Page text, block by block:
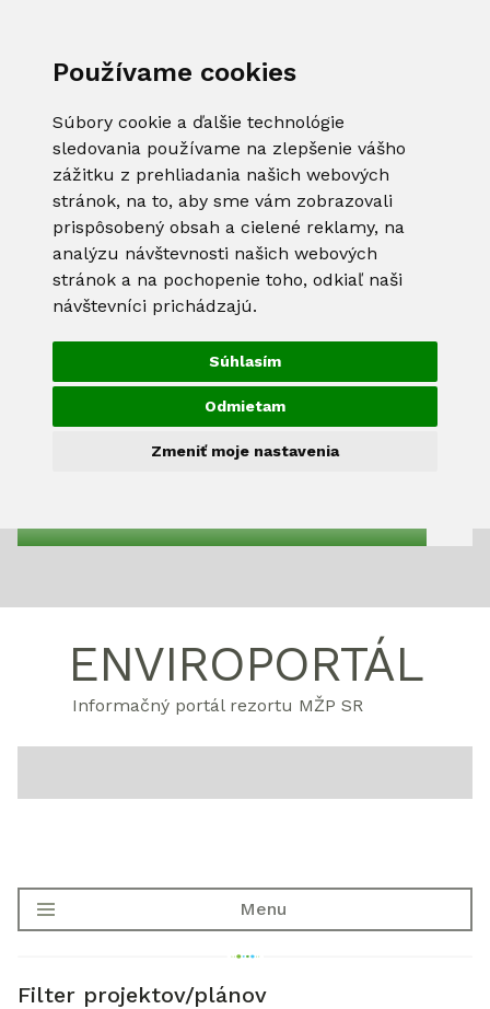
Používame cookies
Súbory cookie a ďalšie technológie
sledovania používame na zlepšenie vášho
zážitku z prehliadania našich webových
stránok, na to, aby sme vám zobrazovali
prispôsobený obsah a cielené reklamy, na
analýzu návštevnosti našich webových
stránok a na pochopenie toho, odkiaľ naši
návštevníci prichádzajú.
Súhlasím
Odmietam
Zmeniť moje nastavenia
ENVIROPORTÁL
Informačný portál rezortu MŽP SR
Menu
Filter projektov/plánov